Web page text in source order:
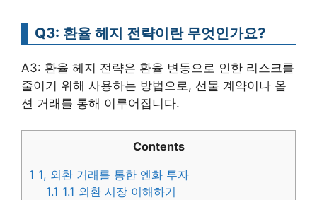
Q3: 환율 헤지 전략이란 무엇인가요?
A3: 환율 헤지 전략은 환율 변동으로 인한 리스크를
줄이기 위해 사용하는 방법으로, 선물 계약이나 옵
션 거래를 통해 이루어집니다.
Contents
1 1, 외환 거래를 통한 엔화 투자
1.1 1.1 외환 시장 이해하기